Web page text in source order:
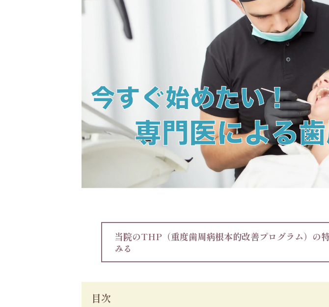
当院のTHP（重度歯周病根本的改善プログラム）の
みる
目次